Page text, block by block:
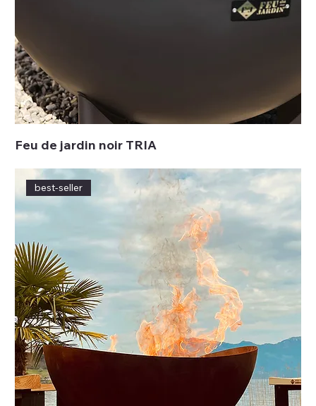
Feu de jardin noir TRIA
best-seller